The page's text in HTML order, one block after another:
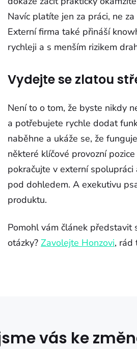
Navíc platíte jen za práci, ne
Externí firma také přináší
rychleji a s menším rizikem
Vydejte se zlatou
Není to o tom, že byste nikdy
a potřebujete rychle dodat
naběhne a ukáže se, že
některé klíčové provozní
pokračujte v externí
pod dohledem. A exekutivu
produktu.
Pomohl vám článek představit
otázky? Zavolejte Honzovi, rád
vás ke